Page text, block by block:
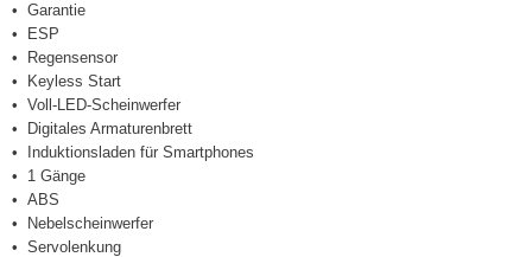
Garantie
ESP
Regensensor
Keyless Start
Voll-LED-Scheinwerfer
Digitales Armaturenbrett
Induktionsladen für Smartphones
1 Gänge
ABS
Nebelscheinwerfer
Servolenkung